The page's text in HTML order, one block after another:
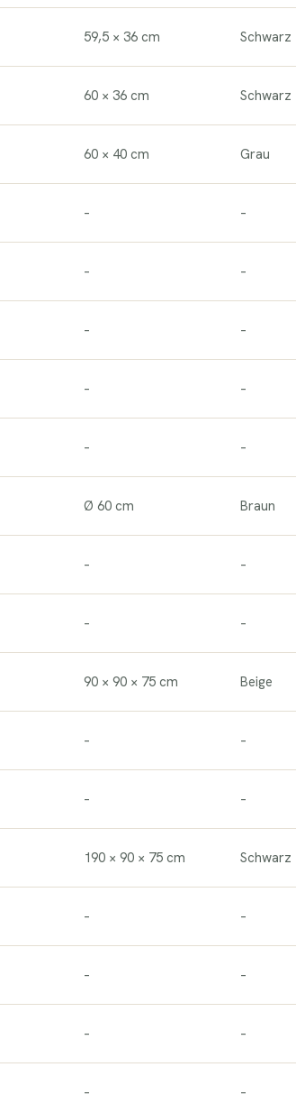
59,5 × 36 cm Schwarz
60 × 36 cm Schwarz
60 × 40 cm Grau
– –
– –
– –
– –
– –
Ø 60 cm Braun
– –
– –
90 × 90 × 75 cm Beige
– –
– –
190 × 90 × 75 cm Schwarz
– –
– –
– –
– –